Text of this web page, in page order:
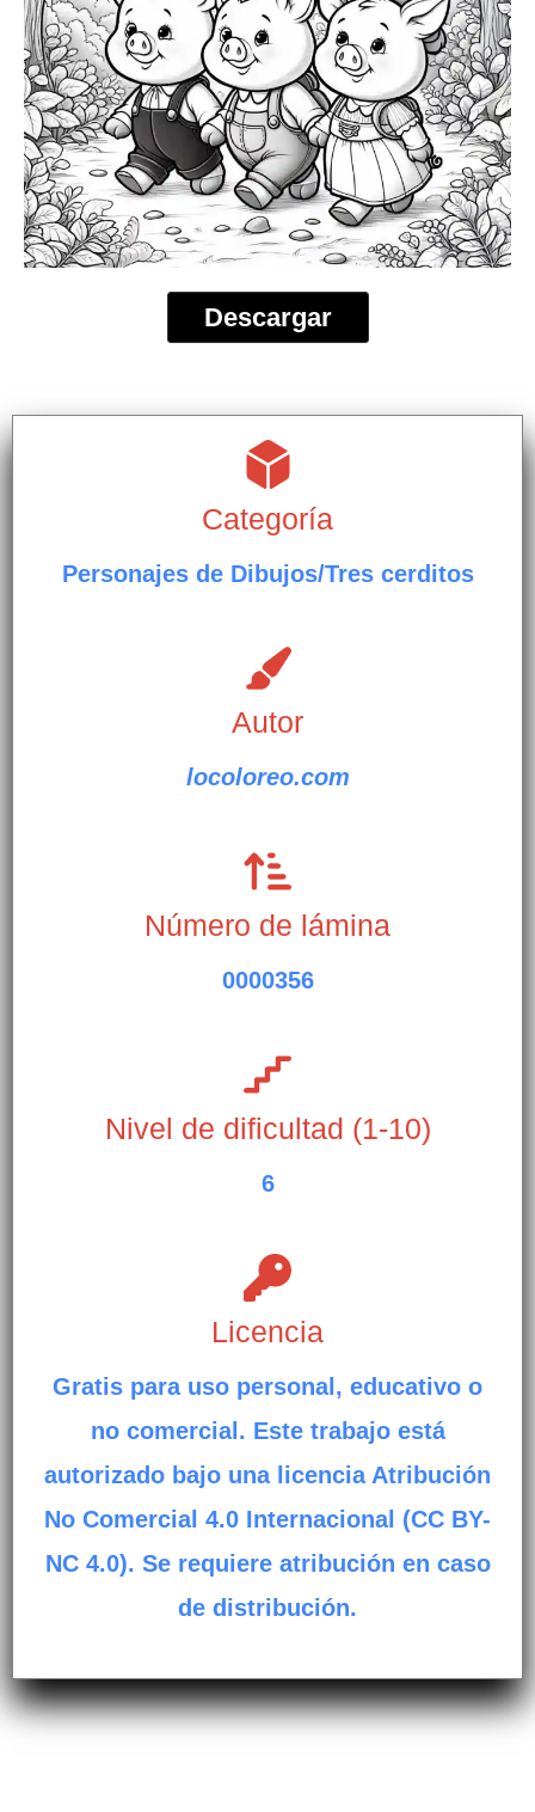
Descargar
Categoría
Personajes de Dibujos/Tres cerditos
Autor
locoloreo.com
Número de lámina
0000356
Nivel de dificultad (1-10)
6
Licencia
Gratis para uso personal, educativo o
no comercial. Este trabajo está
autorizado bajo una licencia Atribución
No Comercial 4.0 Internacional (CC BY-
NC 4.0). Se requiere atribución en caso
de distribución.